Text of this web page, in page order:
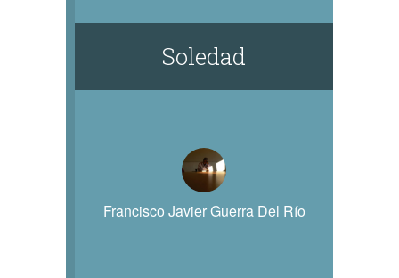
Soledad
Francisco Javier Guerra Del Río